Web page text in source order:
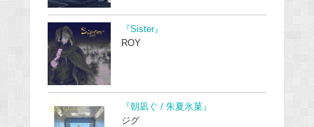
『Sister』
ROY
『朝凪ぐ / 朱夏氷菓』
ジグ